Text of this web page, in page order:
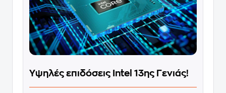
Υψηλές επιδόσεις Intel 13ης Γενιάς!